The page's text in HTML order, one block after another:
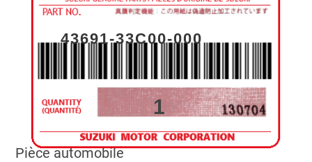
Pièce automobile
43691-33C00-000
1